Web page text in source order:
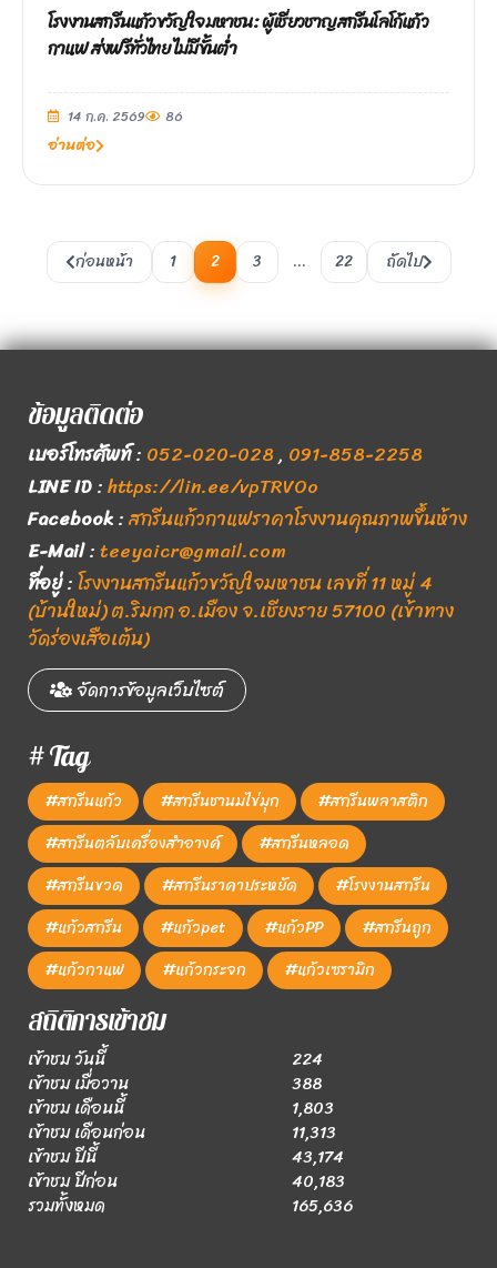
โรงงานสกรีนแก้วขวัญใจมหาชน: ผู้เชี่ยวชาญสกรีนโลโก้แก้ว
กาแฟ ส่งฟรีทั่วไทย ไม่มีขั้นต่ำ
14 ก.ค. 2569 86
อ่านต่อ
ก่อนหน้า 1 2 3 … 22 ถัดไป
ข้อมูลติดต่อ
เบอร์โทรศัพท์: 052-020-028, 091-858-2258
LINE ID:https://lin.ee/vpTRVOo
Facebook:สกรีนแก้วกาแฟราคาโรงงานคุณภาพขึ้นห้าง
E-Mail:teeyaicr@gmail.com
ที่อยู่:โรงงานสกรีนแก้วขวัญใจมหาชน เลขที่ 11 หมู่ 4
(บ้านใหม่) ต.ริมกก อ.เมือง จ.เชียงราย 57100 (เข้าทาง
วัดร่องเสือเต้น)
จัดการข้อมูลเว็บไซต์
# Tag
#สกรีนแก้ว #สกรีนชานมไข่มุก
#สกรีนพลาสติก
#สกรีนตลับเครื่องสำอางค์
#สกรีนหลอด
#สกรีนขวด
#สกรีนราคาประหยัด
#โรงงานสกรีน
#แก้วสกรีน
#แก้วpet #แก้วPP
#สกรีนถูก
#แก้วกาแฟ
#แก้วกระจก #แก้วเซรามิก
สถิติการเข้าชม
เข้าชม วันนี้
224
เข้าชม เมื่อวาน
388
เข้าชม เดือนนี้
1,803
เข้าชม เดือนก่อน
11,313
เข้าชม ปีนี้
43,174
เข้าชม ปีก่อน
40,183
รวมทั้งหมด
165,636